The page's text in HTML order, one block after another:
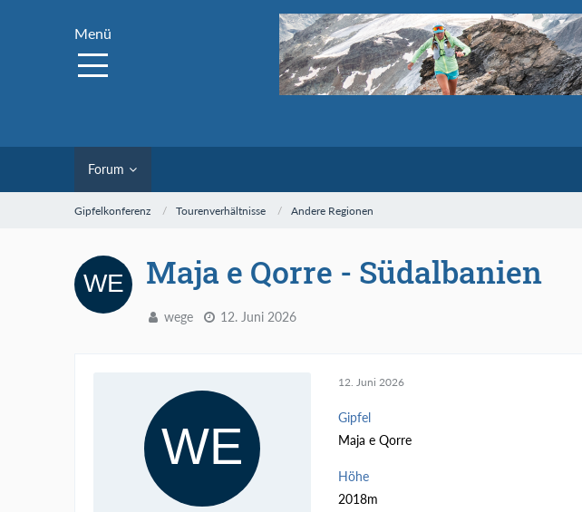
Menü
Forum
Gipfelkonferenz Tourenverhältnisse Andere Regionen
Maja e Qorre - Südalbanien
wege 12. Juni 2026
12. Juni 2026
Gipfel
Maja e Qorre
Höhe
2018m